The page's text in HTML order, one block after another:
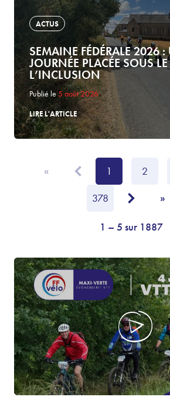
ACTUS
SEMAINE FÉDÉRALE 2026 :
JOURNÉE PLACÉE SOUS
L’INCLUSION
Publié le5 août 2026
LIRE L'ARTICLE
« 1 2
378
»
1 – 5 sur 1887